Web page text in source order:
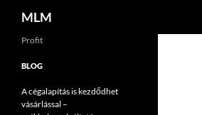
Tartalomhoz
MLM
Profit
BLOG
A cégalapítás is kezdődhet
vásárlással –